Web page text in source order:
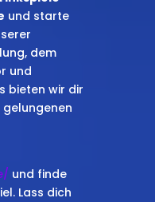
und starte
dem
und
bieten wir dir
und finde
Lass dich